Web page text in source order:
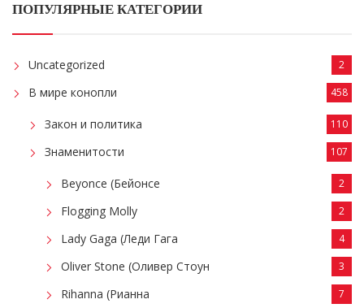
ПОПУЛЯРНЫЕ КАТЕГОРИИ
Uncategorized 2
В мире конопли 458
Закон и политика 110
Знаменитости 107
Beyonce (Бейонсе 2
Flogging Molly 2
Lady Gaga (Леди Гага 4
Oliver Stone (Оливер Стоун 3
Rihanna (Рианна 7